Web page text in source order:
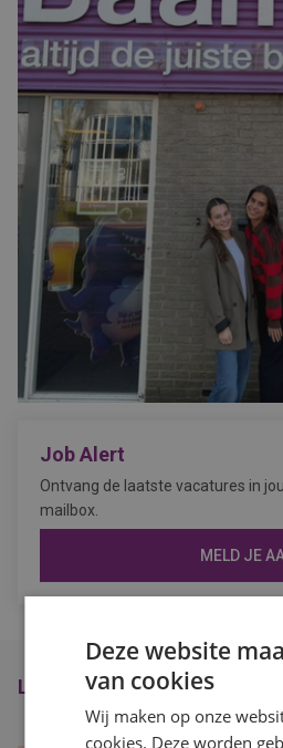
Job Alert
Ontvang de laatste vacatures in
mailbox.
MELD JE
Laatste Nieuws
Deze website
van cookies
Wij maken op onze
cookies. Deze worden